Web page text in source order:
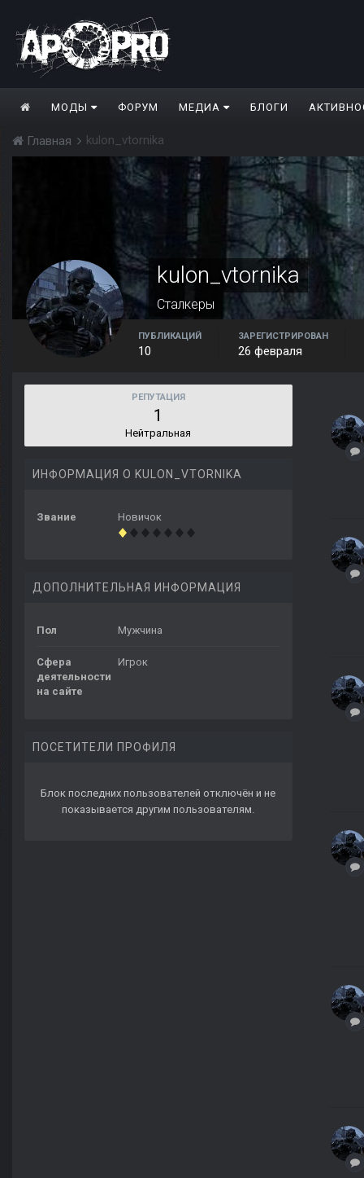
МОДЫ ФОРУМ МЕДИА БЛОГИ
Главная kulon_vtornika
kulon_vtornika
Сталкеры
ПУБЛИКАЦИЙ
10
ЗАРЕГИСТРИРОВАН
26 февраля
РЕПУТАЦИЯ
1
Нейтральная
ИНФОРМАЦИЯ О KULON_VTORNIKA
Звание Новичок
ДОПОЛНИТЕЛЬНАЯ ИНФОРМАЦИЯ
Пол Мужчина
Сфера
деятельности
на сайте
Игрок
ПОСЕТИТЕЛИ ПРОФИЛЯ
Блок последних пользователей отключён и не
показывается другим пользователям.